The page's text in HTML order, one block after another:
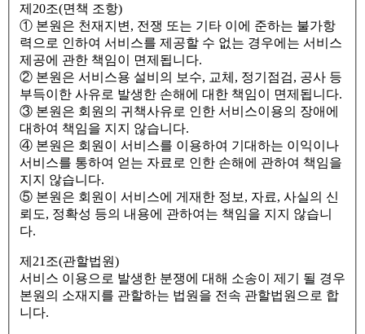
제20조(면책 조항)
① 본원은 천재지변, 전쟁 또는 기타 이에 준하는 불가항
력으로 인하여 서비스를 제공할 수 없는 경우에는 서비스
제공에 관한 책임이 면제됩니다.
② 본원은 서비스용 설비의 보수, 교체, 정기점검, 공사 등
부득이한 사유로 발생한 손해에 대한 책임이 면제됩니다.
③ 본원은 회원의 귀책사유로 인한 서비스이용의 장애에
대하여 책임을 지지 않습니다.
④ 본원은 회원이 서비스를 이용하여 기대하는 이익이나
서비스를 통하여 얻는 자료로 인한 손해에 관하여 책임을
지지 않습니다.
⑤ 본원은 회원이 서비스에 게재한 정보, 자료, 사실의 신
뢰도, 정확성 등의 내용에 관하여는 책임을 지지 않습니
다.
제21조(관할법원)
서비스 이용으로 발생한 분쟁에 대해 소송이 제기 될 경우
본원의 소재지를 관할하는 법원을 전속 관할법원으로 합
니다.